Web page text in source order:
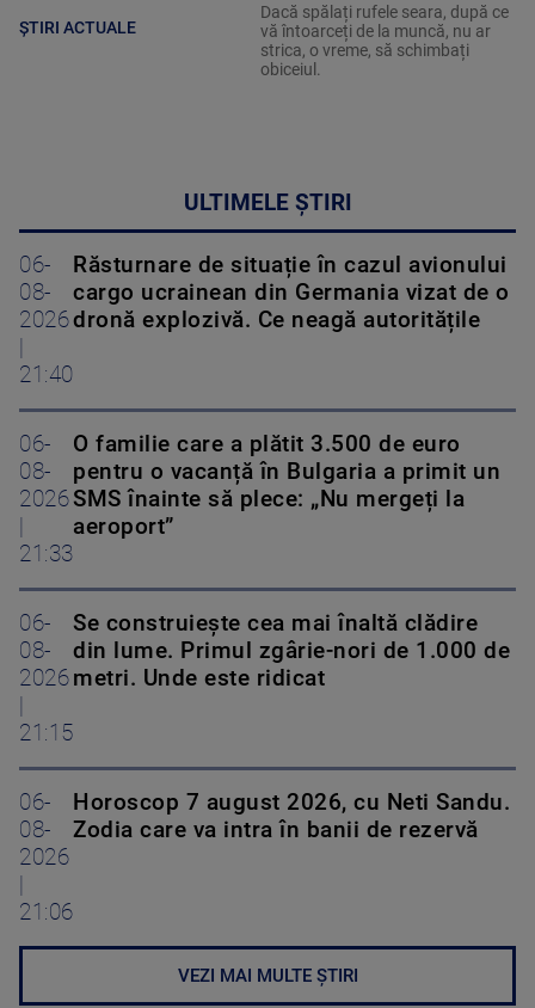
ȘTIRI ACTUALE
Dacă spălați rufele seara, după ce
vă întoarceți de la muncă, nu ar
strica, o vreme, să schimbați
obiceiul.
ULTIMELE ȘTIRI
06-
08-
2026
|
21:40
Răsturnare de situație în cazul avionului
cargo ucrainean din Germania vizat de o
dronă explozivă. Ce neagă autoritățile
06-
08-
2026
|
21:33
O familie care a plătit 3.500 de euro
pentru o vacanță în Bulgaria a primit un
SMS înainte să plece: „Nu mergeți la
aeroport”
06-
08-
2026
|
21:15
Se construiește cea mai înaltă clădire
din lume. Primul zgârie-nori de 1.000 de
metri. Unde este ridicat
06-
08-
2026
|
21:06
Horoscop 7 august 2026, cu Neti Sandu.
Zodia care va intra în banii de rezervă
VEZI MAI MULTE ȘTIRI